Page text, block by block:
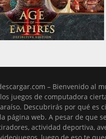
– Bienvenido al
juegos de computadora
Descubrirás por qué es
página web. A pesar de que
actividad deportiva,